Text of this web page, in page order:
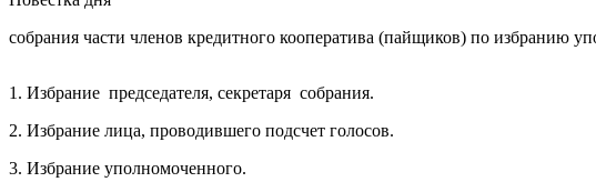
собрания части членов кредитного кооператива (пайщиков) по избранию
1. Избрание председателя, секретаря собрания.
2. Избрание лица, проводившего подсчет голосов.
3. Избрание уполномоченного.